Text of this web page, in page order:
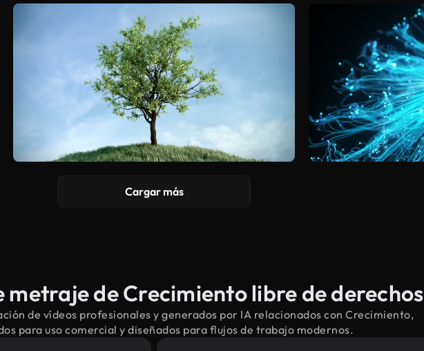
Cargar más
metraje de Crecimiento libre de derechos
de vídeos profesionales y generados por IA relacionados con Crecimiento,
para uso comercial y diseñados para flujos de trabajo modernos.